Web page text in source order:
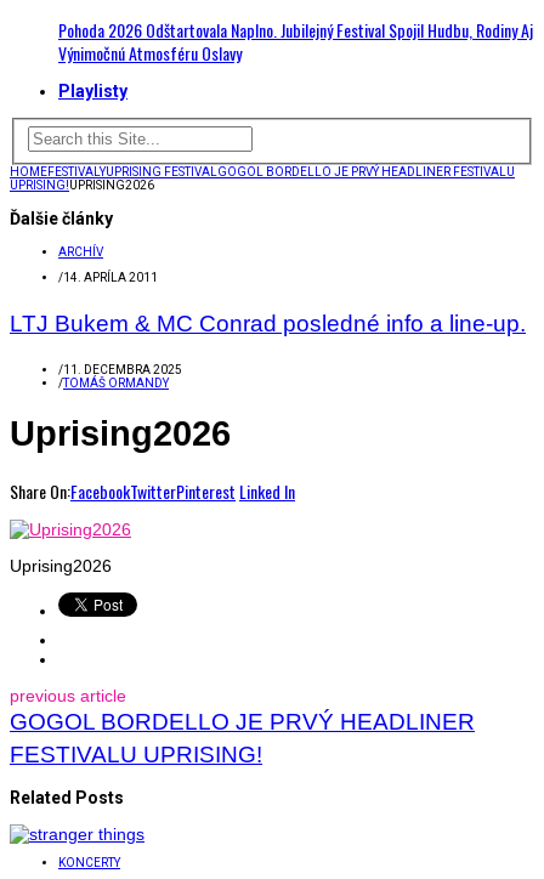
Pohoda 2026 Odštartovala Naplno. Jubilejný Festival Spojil Hudbu, Rodiny Aj
Výnimočnú Atmosféru Oslavy
Playlisty
HOMEFESTIVALYUPRISING FESTIVAL GOGOL BORDELLO JE PRVÝ HEADLINER FESTIVALU
UPRISING!UPRISING2026
Ďalšie články
ARCHÍV
/14. APRÍLA 2011
LTJ Bukem & MC Conrad posledné info a line-up.
/11. DECEMBRA 2025
/TOMÁŠ ORMANDY
Uprising2026
Share On:FacebookTwitterPinterest Linked In
Uprising2026
previous article
GOGOL BORDELLO JE PRVÝ HEADLINER
FESTIVALU UPRISING!
Related Posts
KONCERTY